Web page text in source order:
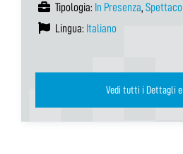
Tipologia: In Presenza,
Lingua: Italiano
Vedi tutti i Dettagli